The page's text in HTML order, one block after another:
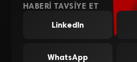
HABERI TAVSIYE ET
LinkedIn
WhatsApp